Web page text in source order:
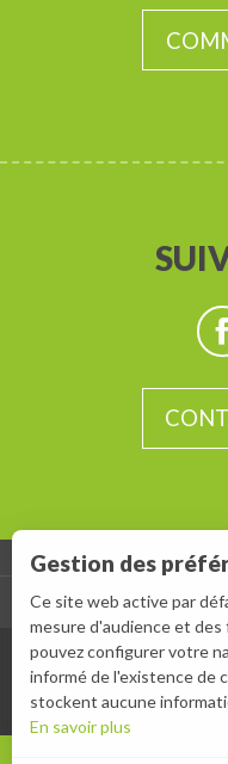
ESPACE
Gestion des
Ce site web active par
mesure d'audience et
pouvez configurer votre
informé de l'existence de
stockent aucune
En savoir plus